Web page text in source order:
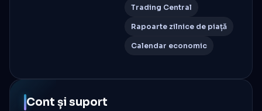
Trading Central
Rapoarte zilnice de piață
Calendar economic
Cont și suport